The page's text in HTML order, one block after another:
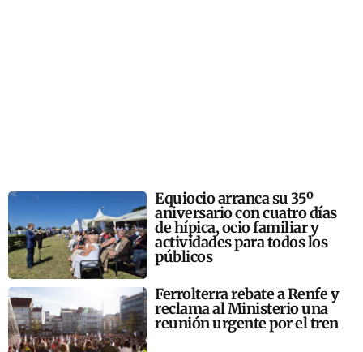
Equiocio arranca su 35º
aniversario con cuatro días
de hípica, ocio familiar y
actividades para todos los
públicos
Ferrolterra rebate a Renfe y
reclama al Ministerio una
reunión urgente por el tren